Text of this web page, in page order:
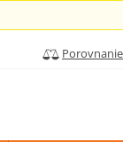
Porovnanie